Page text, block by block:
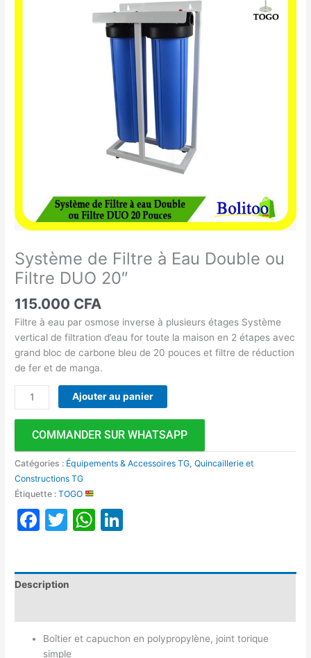
Système de Filtre à Eau Double ou
Filtre DUO 20″
115.000 CFA
Filtre à eau par osmose inverse à plusieurs étages Système
vertical de filtration d’eau for toute la maison en 2 étapes avec
grand bloc de carbone bleu de 20 pouces et filtre de réduction
de fer et de manga.
Ajouter au panier
COMMANDER SUR WHATSAPP
Catégories : Équipements & Accessoires TG ,Quincaillerie et
Constructions TG
Étiquette :TOGO
Facebook
TwitterWhatsApp
Description
Boîtier et capuchon en polypropylène, joint torique
simple